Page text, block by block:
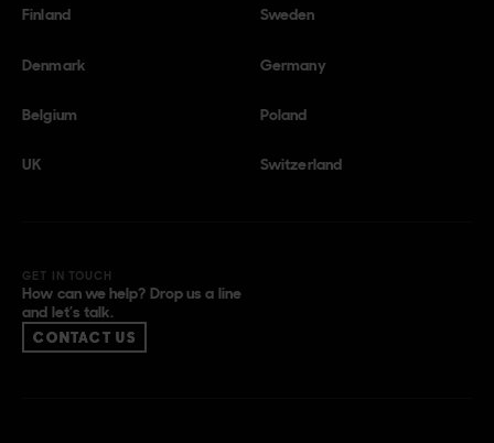
Finland Sweden
Denmark Germany
Belgium Poland
UK Switzerland
GET IN TOUCH
How can we help? Drop us a line
and let’s talk.
CONTACT US